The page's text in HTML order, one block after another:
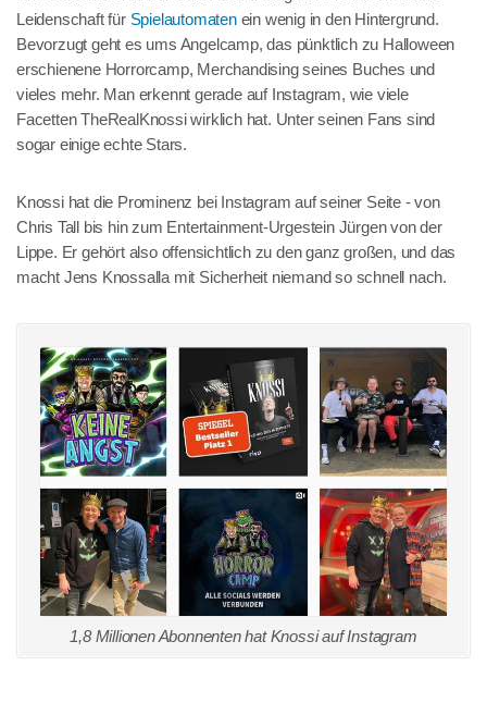
Leidenschaft für Spielautomatenein wenig in den Hintergrund.
Bevorzugt geht es ums Angelcamp, das pünktlich zu Halloween
erschienene Horrorcamp, Merchandising seines Buches und
vieles mehr. Man erkennt gerade auf Instagram, wie viele
Facetten TheRealKnossi wirklich hat. Unter seinen Fans sind
sogar einige echte Stars.
Knossi hat die Prominenz bei Instagram auf seiner Seite - von
Chris Tall bis hin zum Entertainment-Urgestein Jürgen von der
Lippe. Er gehört also offensichtlich zu den ganz großen, und das
macht Jens Knossalla mit Sicherheit niemand so schnell nach.
1,8 Millionen Abonnenten hat Knossi auf Instagram